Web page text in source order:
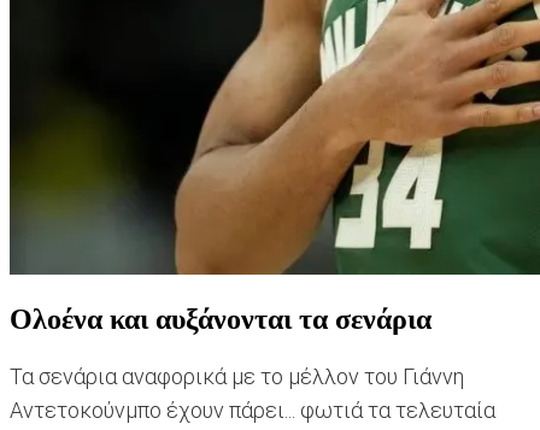
Ολοένα και αυξάνονται τα σενάρια
Τα σενάρια αναφορικά με το μέλλον του Γιάννη
Αντετοκούνμπο έχουν πάρει... φωτιά τα τελευταία